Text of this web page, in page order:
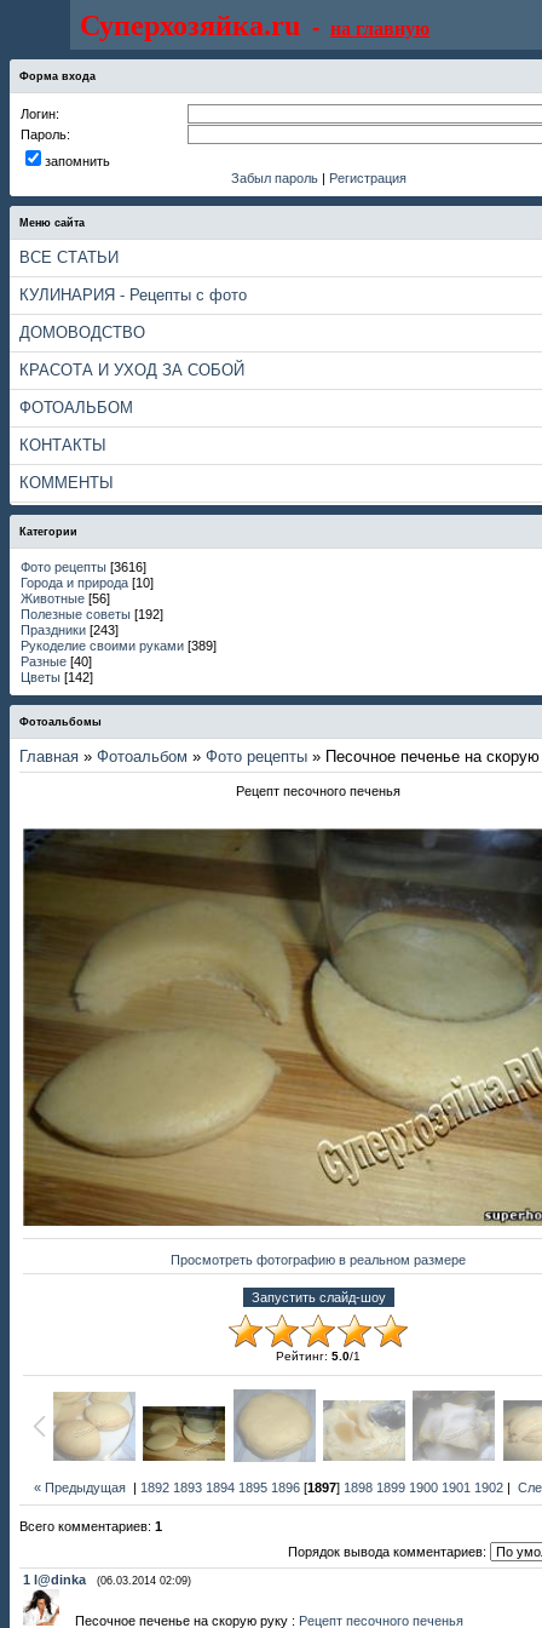
Суперхозяйка.ru - на главную
Форма входа
Логин:
Пароль:
запомнить
Забыл пароль | Регистрация
Меню сайта
ВСЕ СТАТЬИ
КУЛИНАРИЯ - Рецепты с фото
ДОМОВОДСТВО
КРАСОТА И УХОД ЗА СОБОЙ
ФОТОАЛЬБОМ
КОНТАКТЫ
КОММЕНТЫ
Категории
Фото рецепты [3616]
Города и природа [10]
Животные [56]
Полезные советы [192]
Праздники [243]
Рукоделие своими руками [389]
Разные [40]
Цветы [142]
Фотоальбомы
Главная » Фотоальбом » Фото рецепты » Песочное печенье на скорую
Рецепт песочного печенья
Просмотреть фотографию в реальном размере
Рейтинг: 5.0/1
« Предыдущая | 1892 1893 1894 1895 1896 [1897] 1898 1899 1900 1901 1902 |
Всего комментариев: 1
Порядок вывода комментариев:
1 l@dinka (06.03.2014 02:09)
Песочное печенье на скорую руку : Рецепт песочного печенья